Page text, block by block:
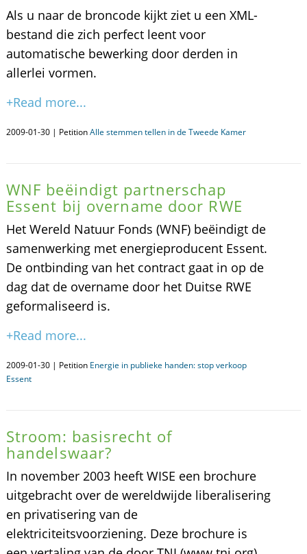
Als u naar de broncode kijkt ziet u een XML-
bestand die zich perfect leent voor
automatische bewerking door derden in
allerlei vormen.
+Read more...
2009-01-30 | PetitionAlle stemmen tellen in de Tweede Kamer
WNF beëindigt partnerschap
Essent bij overname door RWE
Het Wereld Natuur Fonds (WNF) beëindigt de
samenwerking met energieproducent Essent.
De ontbinding van het contract gaat in op de
dag dat de overname door het Duitse RWE
geformaliseerd is.
+Read more...
2009-01-30 | Petition Energie in publieke handen: stop verkoop
Essent
Stroom: basisrecht of
handelswaar?
In november 2003 heeft WISE een brochure
uitgebracht over de wereldwijde liberalisering
en privatisering van de
elektriciteitsvoorziening. Deze brochure is